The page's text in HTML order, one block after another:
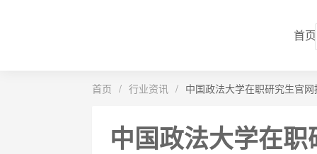
首页
首页 / 行业资讯 / 中国政法大学在职研究生官
中国政法大学在